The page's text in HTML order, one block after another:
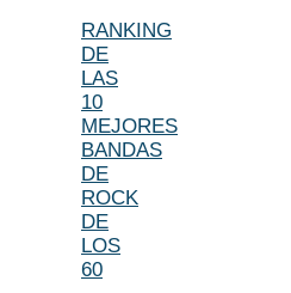
RANKING
DE
LAS
10
MEJORES
BANDAS
DE
ROCK
DE
LOS
60